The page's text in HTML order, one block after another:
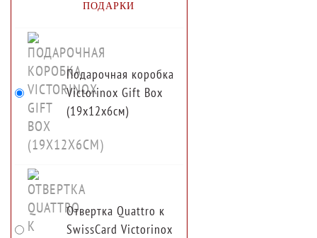
ПОДАРКИ
Подарочная коробка
Victorinox Gift Box
(19x12x6см)
Отвертка Quattro к
SwissCard Victorinox